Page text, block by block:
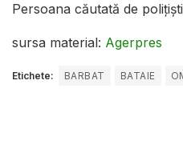
Persoana căutată de
sursa material: Agerpres
Etichete: BARBAT BATAIE